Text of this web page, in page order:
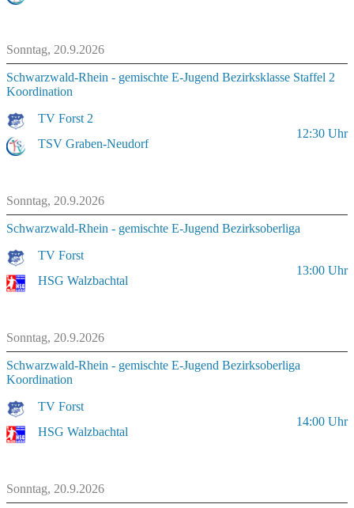
Sonntag, 20.9.2026
Schwarzwald-Rhein - gemischte E-Jugend Bezirksklasse Staffel 2
Koordination
TV Forst 2
TSV Graben-Neudorf
12:30 Uhr
Sonntag, 20.9.2026
Schwarzwald-Rhein - gemischte E-Jugend Bezirksoberliga
TV Forst
HSG Walzbachtal
13:00 Uhr
Sonntag, 20.9.2026
Schwarzwald-Rhein - gemischte E-Jugend Bezirksoberliga
Koordination
TV Forst
HSG Walzbachtal
14:00 Uhr
Sonntag, 20.9.2026